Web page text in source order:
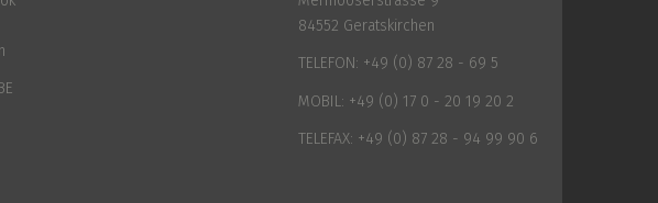
84552 Geratskirchen
TELEFON: +49 (0) 87 28 - 69 5
MOBIL: +49 (0) 17 0 - 20 19 20 2
TELEFAX: +49 (0) 87 28 - 94 99 90 6